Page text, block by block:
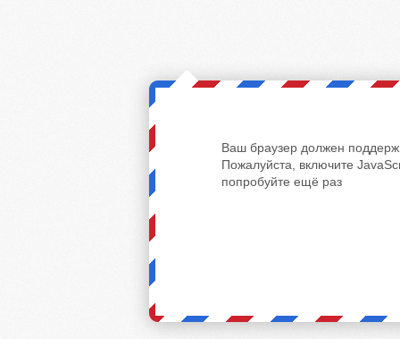
Ваш браузер должен
Пожалуйста, включите
попробуйте ещё раз